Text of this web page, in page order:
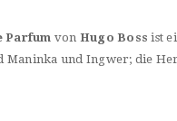
Parfum von Hugo Boss ist
und Ingwer; die